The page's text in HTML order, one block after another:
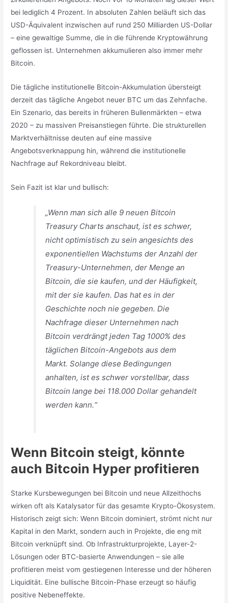
bei lediglich 4 Prozent. In absoluten Zahlen beläuft sich das
USD-Äquivalent inzwischen auf rund 250 Milliarden US-Dollar
– eine gewaltige Summe, die in die führende Kryptowährung
geflossen ist. Unternehmen akkumulieren also immer mehr
Bitcoin.
Die tägliche institutionelle Bitcoin-Akkumulation übersteigt
derzeit das tägliche Angebot neuer BTC um das Zehnfache.
Ein Szenario, das bereits in früheren Bullenmärkten – etwa
2020 – zu massiven Preisanstiegen führte. Die strukturellen
Marktverhältnisse deuten auf eine massive
Angebotsverknappung hin, während die institutionelle
Nachfrage auf Rekordniveau bleibt.
Sein Fazit ist klar und bullisch:
„Wenn man sich alle 9 neuen Bitcoin
Treasury Charts anschaut, ist es schwer,
nicht optimistisch zu sein angesichts des
exponentiellen Wachstums der Anzahl der
Treasury-Unternehmen, der Menge an
Bitcoin, die sie kaufen, und der Häufigkeit,
mit der sie kaufen. Das hat es in der
Geschichte noch nie gegeben. Die
Nachfrage dieser Unternehmen nach
Bitcoin verdrängt jeden Tag 1000% des
täglichen Bitcoin-Angebots aus dem
Markt. Solange diese Bedingungen
anhalten, ist es schwer vorstellbar, dass
Bitcoin lange bei 118.000 Dollar gehandelt
werden kann.“
Wenn Bitcoin steigt, könnte
auch Bitcoin Hyper profitieren
Starke Kursbewegungen bei Bitcoin und neue Allzeithochs
wirken oft als Katalysator für das gesamte Krypto-Ökosystem.
Historisch zeigt sich: Wenn Bitcoin dominiert, strömt nicht nur
Kapital in den Markt, sondern auch in Projekte, die eng mit
Bitcoin verknüpft sind. Ob Infrastrukturprojekte, Layer-2-
Lösungen oder BTC-basierte Anwendungen – sie alle
profitieren meist vom gestiegenen Interesse und der höheren
Liquidität. Eine bullische Bitcoin-Phase erzeugt so häufig
positive Nebeneffekte.